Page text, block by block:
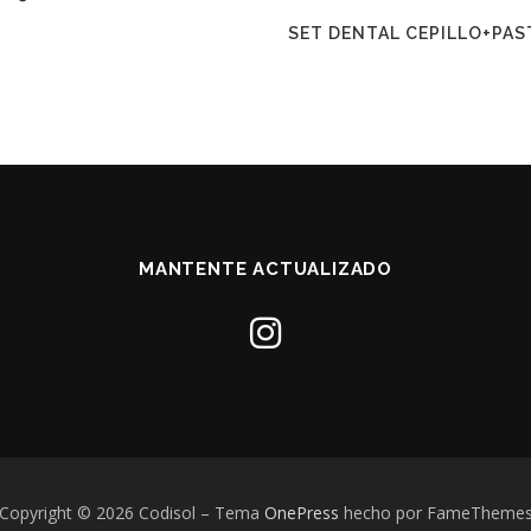
SET DENTAL
MANTENTE ACTUALIZADO
Copyright © 2026 Codisol – Tema OnePress hecho por